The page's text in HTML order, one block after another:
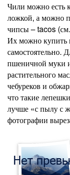
Чили можно есть
ложкой, а можно
чипсы – tacos
Их можно купить
самостоятельно.
пшеничной муки
растительного
чебуреков и
что такие
лучше «с пылу с
фотографии